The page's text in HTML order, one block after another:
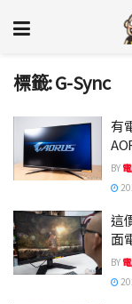
標籤:G-Sync
有
BY
這
面
BY